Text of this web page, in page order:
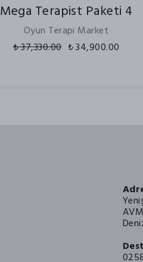
Mega Terapist Paketi 4
Oyun Terapi Market
₺ 37,330.00 ₺ 34,900.00